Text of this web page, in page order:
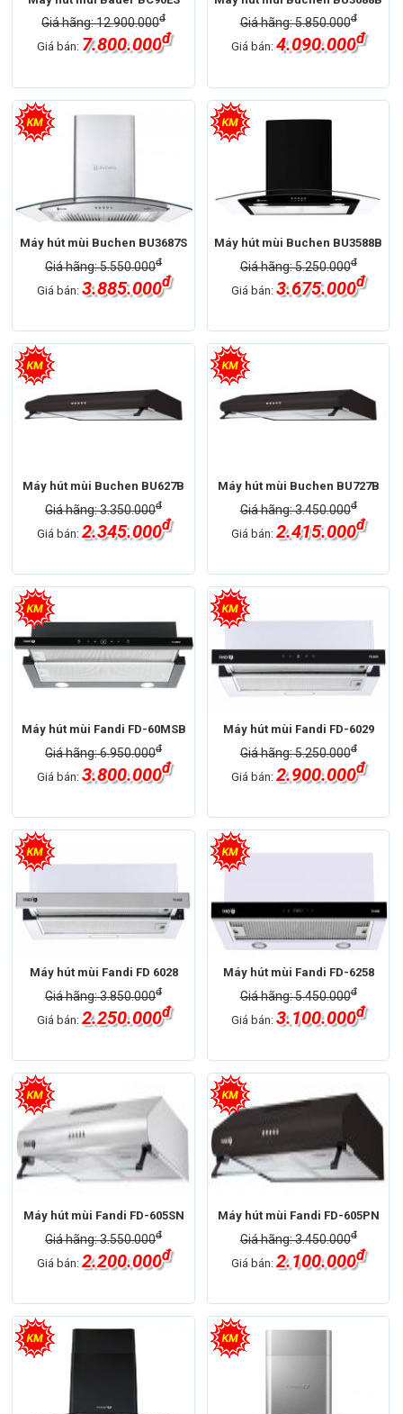
Giá hãng: 12.900.000đ
Giá bán: 7.800.000đ
Giá hãng: 5.850.000đ
Giá bán:4.090.000đ
Máy hút mùi Buchen BU3687S
Giá hãng: 5.550.000đ
Giá bán: 3.885.000đ
Máy hút mùi Buchen BU3588B
Giá hãng: 5.250.000đ
Giá bán:3.675.000đ
Máy hút mùi Buchen BU627B
Giá hãng: 3.350.000đ
Giá bán: 2.345.000đ
Máy hút mùi Buchen BU727B
Giá hãng: 3.450.000đ
Giá bán:2.415.000đ
Máy hút mùi Fandi FD-60MSB
Giá hãng: 6.950.000đ
Giá bán: 3.800.000đ
Máy hút mùi Fandi FD-6029
Giá hãng: 5.250.000đ
Giá bán:2.900.000đ
Máy hút mùi Fandi FD 6028
Giá hãng: 3.850.000đ
Giá bán: 2.250.000đ
Máy hút mùi Fandi FD-6258
Giá hãng: 5.450.000đ
Giá bán:3.100.000đ
Máy hút mùi Fandi FD-605SN
Giá hãng: 3.550.000đ
Giá bán: 2.200.000đ
Máy hút mùi Fandi FD-605PN
Giá hãng: 3.450.000đ
Giá bán:2.100.000đ